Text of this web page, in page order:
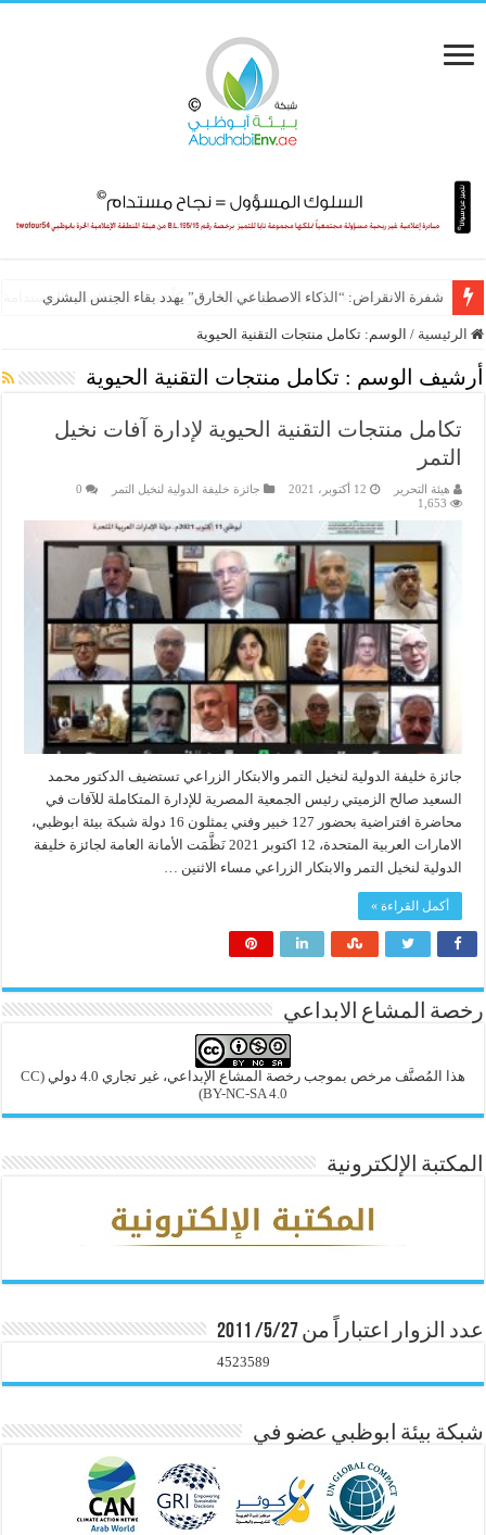
شفرة الانقراض: “الذكاء الاصطناعي الخارق” يهدد بقاء الجنس البشري
الرئيسية / الوسم: تكامل منتجات التقنية الحيوية
أرشيف الوسم : تكامل منتجات التقنية الحيوية
تكامل منتجات التقنية الحيوية لإدارة آفات نخيل
التمر
هيئة التحرير 12 أكتوبر، 2021 جائزة خليفة الدولية لنخيل التمر
0
1,653
جائزة خليفة الدولية لنخيل التمر والابتكار الزراعي تستضيف الدكتور محمد
السعيد صالح الزميتي رئيس الجمعية المصرية للإدارة المتكاملة للآفات في
محاضرة افتراضية بحضور 127 خبير وفني يمثلون 16 دولة شبكة بيئة ابوظبي،
الامارات العربية المتحدة، 12 اكتوبر 2021 نَظَّمَت الأمانة العامة لجائزة خليفة
الدولية لنخيل التمر والابتكار الزراعي مساء الاثنين …
أكمل القراءة »
رخصة المشاع الابداعي
هذا المُصنَّف مرخص بموجب رخصة المشاع الإبداعي، غير تجاري 4.0 دولي
(CC
BY-NC-SA 4.0)
المكتبة الإلكترونية
عدد الزوار اعتباراً من 5/27/ 2011
4523589
شبكة بيئة ابوظبي عضو في